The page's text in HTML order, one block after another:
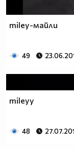
miley-майли
49
mileyy
48